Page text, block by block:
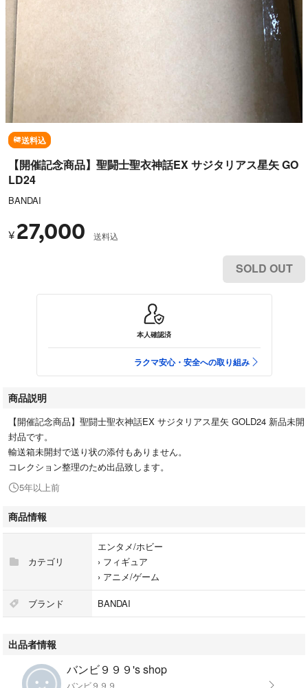
送料込
【開催記念商品】聖闘士聖衣神話EX サジタリアス星矢 GO
LD24
BANDAI
¥ 27,000 送料込
SOLD OUT
本人確認済
ラクマ安心・安全への取り組み
商品説明
【開催記念商品】聖闘士聖衣神話EX サジタリアス星矢 GOLD24 新品未開
封品です。
輸送箱未開封で送り状の添付もありません。
コレクション整理のため出品致します。
5年以上前
商品情報
カテゴリ
エンタメ/ホビー
› フィギュア
› アニメ/ゲーム
ブランド BANDAI
出品者情報
バンビ９９９'s shop
バンビ９９９